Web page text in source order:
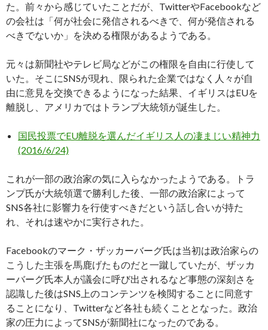
た。前々から感じていたことだが、TwitterやFacebookなど
の会社は「何が社会に発信されるべきで、何が発信される
べきでないか」を決める権限があるようである。
元々は新聞社やテレビ局などがこの権限を自由に行使して
いた。そこにSNSが現れ、限られた企業ではなく人々が自
由に意見を交換できるようになった結果、イギリスはEUを
離脱し、アメリカではトランプ大統領が誕生した。
国民投票でEU離脱を選んだイギリス人の凄まじい精神力
(2016/6/24)
これが一部の政治家の気に入らなかったようである。トラ
ンプ氏が大統領選で勝利した後、一部の政治家によって
SNS各社に影響力を行使すべきだという話し合いが持た
れ、それは速やかに実行された。
Facebookのマーク・ザッカーバーグ氏は当初は政治家らの
こうした主張を馬鹿げたものだと一蹴していたが、ザッカ
ーバーグ氏本人が議会に呼び出されるなど事態の深刻さを
認識した後はSNS上のコンテンツを検閲することに同意す
ることになり、Twitterなど各社も続くこととなった。政治
家の圧力によってSNSが新聞社になったのである。